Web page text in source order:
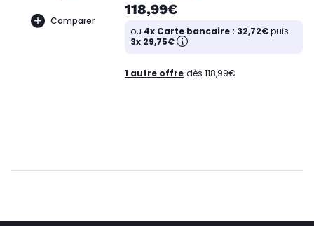
Comparer
118,99€
ou 4x Carte bancaire : 32,72€puis
3x 29,75€
1 autre offre dès 118,99€